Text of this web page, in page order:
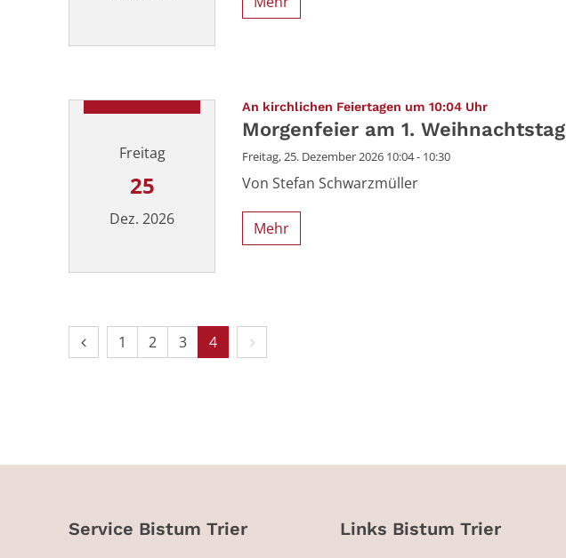
Freitag
25
Dez. 2026
An kirchlichen Feiertagen um 10:04 Uhr:
Morgenfeier am 1. Weihnachtstag
Freitag, 25. Dezember 2026 10:04 - 10:30
Von Stefan Schwarzmüller
Mehr
Vorherige Seite
Erste Seite
1 2 3 4 Nächste Seite
Service Bistum Trier Links Bistum Trier